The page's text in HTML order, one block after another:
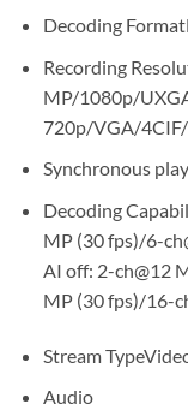
Decoding
Recording
MP/1080p/
720p/VGA/
Synchronous
Decoding
MP (30 fps)/6-
AI off: 2-ch@12
MP (30 fps)/16-
Stream
Audio